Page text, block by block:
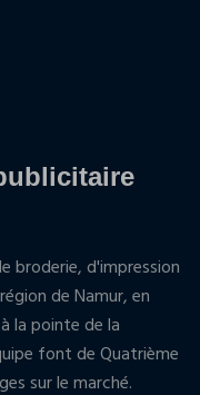
broderie, d'impression
de Namur, en
la pointe de la
font de Quatrième
sur le marché.